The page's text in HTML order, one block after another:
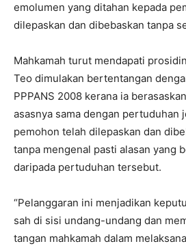
emolumen yang ditahan kepada
dilepaskan dan dibebaskan tanpa
Mahkamah turut mendapati
Teo dimulakan bertentangan
PPPANS 2008 kerana ia
asasnya sama dengan pertuduhan
pemohon telah dilepaskan dan
tanpa mengenal pasti alasan yang
daripada pertuduhan tersebut.
“Pelanggaran ini menjadikan
sah di sisi undang-undang dan
tangan mahkamah dalam